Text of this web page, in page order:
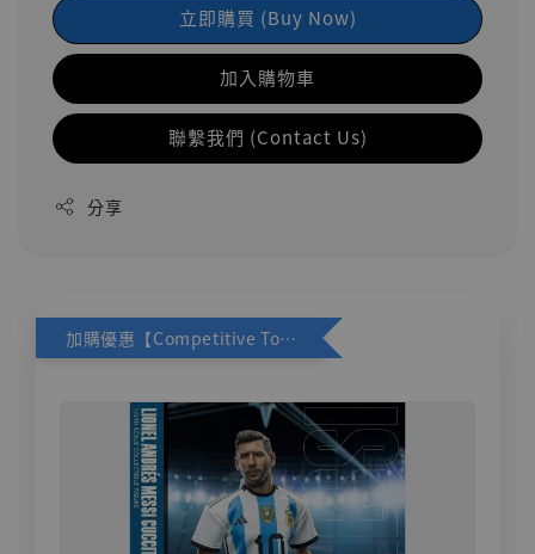
立即購買 (Buy Now)
加入購物車
聯繫我們 (Contact Us)
分享
加購優惠【Competitive Toys 梅西 [CM001]】